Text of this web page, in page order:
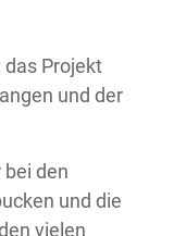
das Projekt
und der
den
und die
vielen